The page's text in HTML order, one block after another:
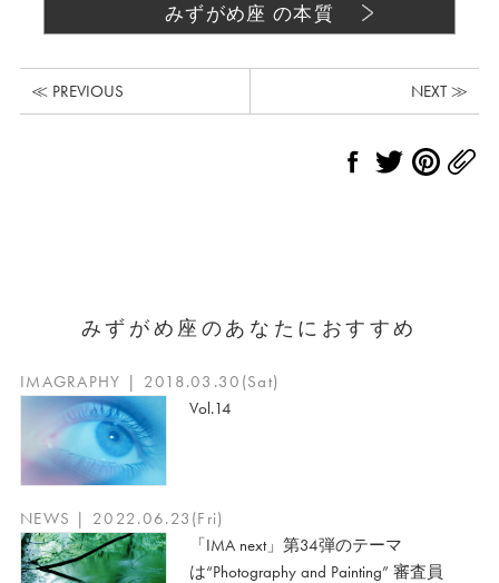
みずがめ座 の本質
≪ PREVIOUS NEXT ≫
みずがめ座のあなたにおすすめ
IMAGRAPHY | 2018.03.30(Sat)
Vol.14
NEWS | 2022.06.23(Fri)
「IMA next」第34弾のテーマ
は“Photography and Painting” 審査員